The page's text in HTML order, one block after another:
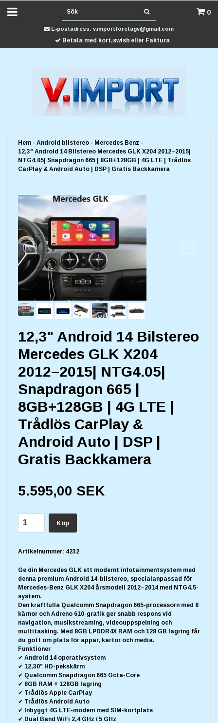
0
E-postadress: v.importforetagv@gmail.com
Betala med kort,swish eller Faktura
Hem › Android bilstereo › Mercedes Benz ›
12,3" Android 14 Bilstereo Mercedes GLK X204 2012–2015|
NTG4.05| Snapdragon 665 | 8GB+128GB | 4G LTE | Trådlös
CarPlay & Android Auto | DSP | Gratis Backkamera
12,3" Android 14 Bilstereo
Mercedes GLK X204
2012–2015| NTG4.05|
Snapdragon 665 |
8GB+128GB | 4G LTE |
Trådlös CarPlay &
Android Auto | DSP |
Gratis Backkamera
5.595,00 SEK
Köp
Artikelnummer: 4232
Ge din Mercedes GLK ett modernt infotainmentsystem med
denna premium Android 14-bilstereo, specialanpassad för
Mercedes-Benz GLK X204 årsmodell 2012–2014 med NTG4.5-
system.
Den kraftfulla Qualcomm Snapdragon 665-processorn med 8
kärnor och Adreno 610-grafik ger snabb respons vid
navigation, musikstreaming, videouppspelning och
multitasking. Med 8GB LPDDR4X RAM och 128 GB lagring får
du gott om plats för appar, kartor och media.
Funktioner
✔ Android 14 operativsystem
✔ 12,30" HD-pekskärm
✔ Qualcomm Snapdragon 665 Octa-Core
✔ 8GB RAM + 128GB lagring
✔ Trådlös Apple CarPlay
✔ Trådlös Android Auto
✔ Inbyggt 4G LTE-modem med SIM-kortplats
✔ Dual Band WiFi 2,4 GHz / 5 GHz